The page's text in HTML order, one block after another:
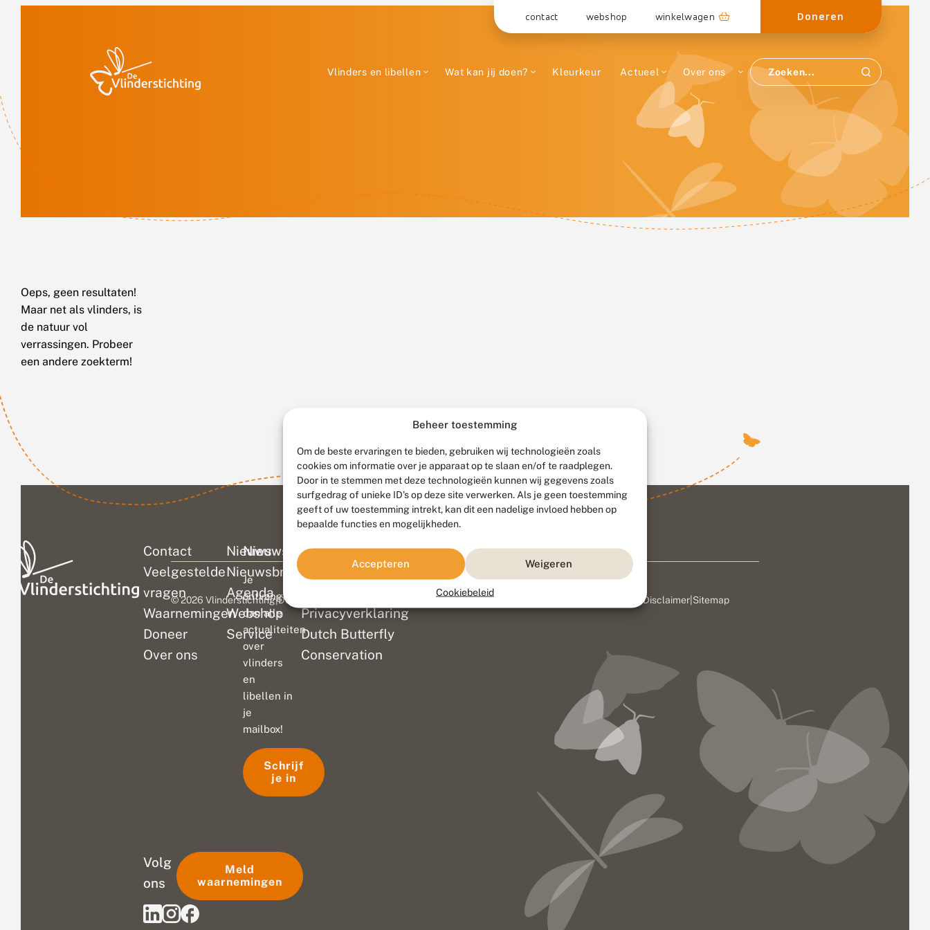
Beheer toestemming
Om de beste ervaringen te bieden, gebruiken wij technologieën zoals
cookies om informatie over je apparaat op te slaan en/of te raadplegen.
Door in te stemmen met deze technologieën kunnen wij gegevens zoals
surfgedrag of unieke ID's op deze site verwerken. Als je geen toestemming
geeft of uw toestemming intrekt, kan dit een nadelige invloed hebben op
bepaalde functies en mogelijkheden.
Accepteren Weigeren
Cookiebeleid
contact webshop winkelwagen Doneren
Vlinders en libellen Wat kan jij doen? Kleurkeur Actueel Over ons
Oeps, geen resultaten!
Maar net als vlinders, is
de natuur vol
verrassingen. Probeer
een andere zoekterm!
Contact
Veelgestelde
vragen
Waarnemingen
Doneer
Over ons
Nieuws
Nieuwsbrief
Agenda
Webshop
Service
Colofon
Disclaimer
Privacyverklaring
Dutch Butterfly
Conservation
Nieuwsbrief
Je
ontvangt
dan alle
actualiteiten
over
vlinders
en
libellen in
je
mailbox!
Schrijf
je in
Volg
ons
Meld
waarnemingen
© 2026 Vlinderstichting|Duurzaam ontwikkeld door Go2People, ontworpen door Disclaimer Sitemap